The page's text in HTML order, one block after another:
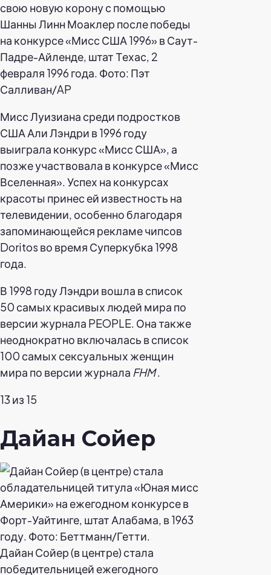
свою новую корону с помощью
Шанны Линн Моаклер после победы
на конкурсе «Мисс США 1996» в Саут-
Падре-Айленде, штат Техас, 2
февраля 1996 года. Фото: Пэт
Салливан/AP
Мисс Луизиана среди подростков
США Али Лэндри в 1996 году
выиграла конкурс «Мисс США», а
позже участвовала в конкурсе «Мисс
Вселенная». Успех на конкурсах
красоты принес ей известность на
телевидении, особенно благодаря
запоминающейся рекламе чипсов
Doritos во время Суперкубка 1998
года.
В 1998 году Лэндри вошла в список
50 самых красивых людей мира по
версии журнала PEOPLE. Она также
неоднократно включалась в список
100 самых сексуальных женщин
мира по версии журнала FHM.
13 из 15
Дайан Сойер
Дайан Сойер (в центре) стала
победительницей ежегодного